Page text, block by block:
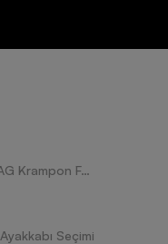
Krampon Nasıl Seçilir? FG ve AG Krampon Farkları Nelerdir?
Seçimi